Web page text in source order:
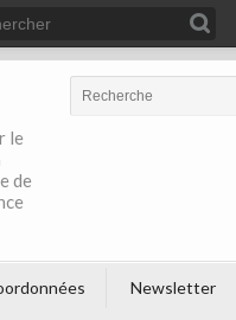
le
de
Newsletter